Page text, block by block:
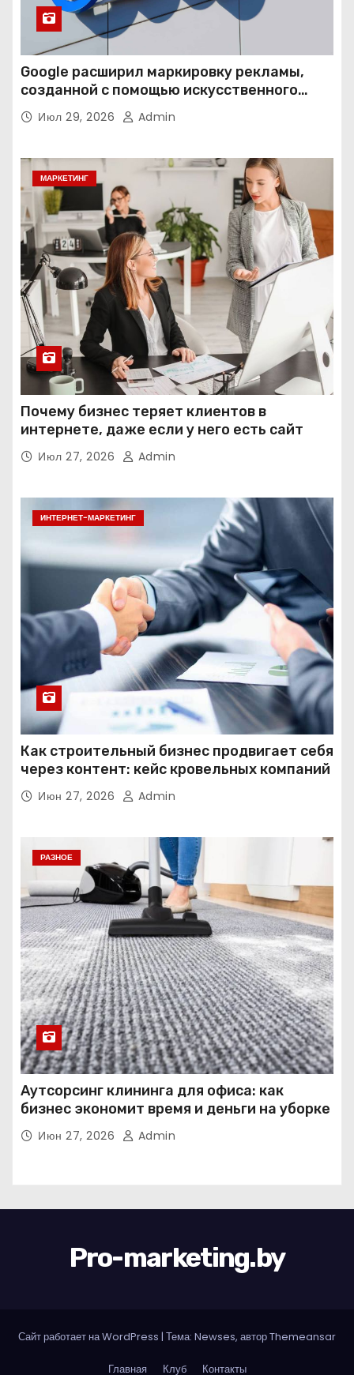
Google расширил маркировку рекламы,
созданной с помощью искусственного
интеллекта
Июл 29, 2026 Admin
МАРКЕТИНГ
Почему бизнес теряет клиентов в
интернете, даже если у него есть сайт
Июл 27, 2026 Admin
ИНТЕРНЕТ-МАРКЕТИНГ
Как строительный бизнес продвигает себя
через контент: кейс кровельных компаний
Июн 27, 2026 Admin
РАЗНОЕ
Аутсорсинг клининга для офиса: как
бизнес экономит время и деньги на уборке
Июн 27, 2026 Admin
Pro-marketing.by
Сайт работает на WordPress | Тема: Newses, авторThemeansar
Главная Клуб Контакты